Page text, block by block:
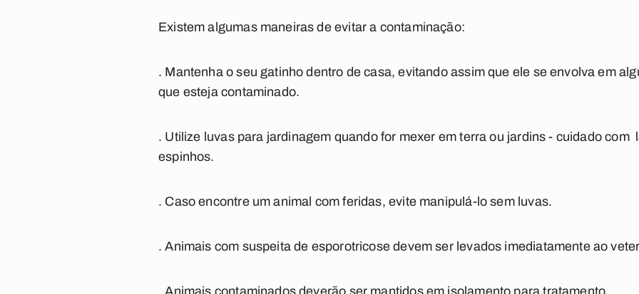
Existem algumas maneiras de evitar a contaminação:
. Mantenha o seu gatinho dentro de casa, evitando assim que ele se envolva em
que esteja contaminado.
. Utilize luvas para jardinagem quando for mexer em terra ou jardins - cuidado com
espinhos.
. Caso encontre um animal com feridas, evite manipulá-lo sem luvas.
. Animais com suspeita de esporotricose devem ser levados imediatamente ao
. Animais contaminados deverão ser mantidos em isolamento para tratamento.